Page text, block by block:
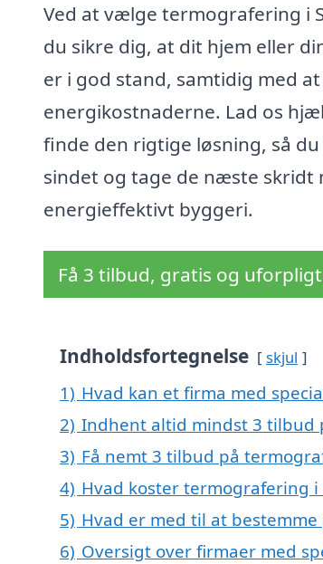
Ved at vælge termografering i
du sikre dig, at dit hjem eller
er i god stand, samtidig med
energikostnaderne. Lad os
finde den rigtige løsning, så
sindet og tage de næste skridt
energieffektivt byggeri.
Få 3 tilbud, gratis og
Indholdsfortegnelse skjul
1) Hvad kan et firma med
2) Indhent altid mindst 3 tilbud
3) Få nemt 3 tilbud på
4) Hvad koster termografering i
5) Hvad er med til at
6) Oversigt over firmaer med